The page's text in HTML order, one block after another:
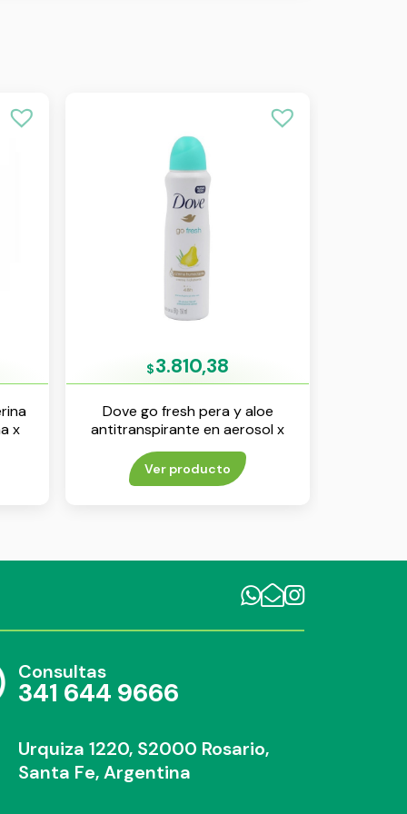
x
$3.810,38
Dove go fresh pera y aloe
antitranspirante en aerosol x
150 ml
Ver producto
Consultas
341 644 9666
Urquiza 1220, S2000 Rosario,
Santa Fe, Argentina